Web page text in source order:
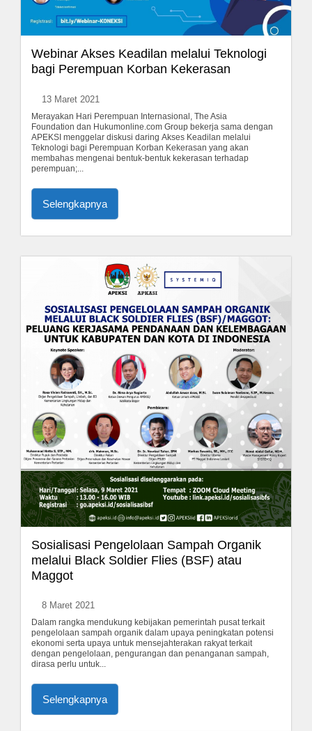
Webinar Akses Keadilan melalui Teknologi
bagi Perempuan Korban Kekerasan
13 Maret 2021
Merayakan Hari Perempuan Internasional, The Asia
Foundation dan Hukumonline.com Group bekerja sama dengan
APEKSI menggelar diskusi daring Akses Keadilan melalui
Teknologi bagi Perempuan Korban Kekerasan yang akan
membahas mengenai bentuk-bentuk kekerasan terhadap
perempuan;...
Selengkapnya
Sosialisasi Pengelolaan Sampah Organik
melalui Black Soldier Flies (BSF) atau
Maggot
8 Maret 2021
Dalam rangka mendukung kebijakan pemerintah pusat terkait
pengelolaan sampah organik dalam upaya peningkatan potensi
ekonomi serta upaya untuk mensejahterakan rakyat terkait
dengan pengelolaan, pengurangan dan penanganan sampah,
dirasa perlu untuk...
Selengkapnya